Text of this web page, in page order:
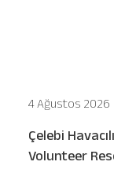
4 Ağustos 2026
Çelebi
Volunteer